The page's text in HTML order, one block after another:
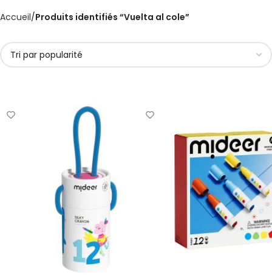
Accueil Produits identifiés “Vuelta al cole”